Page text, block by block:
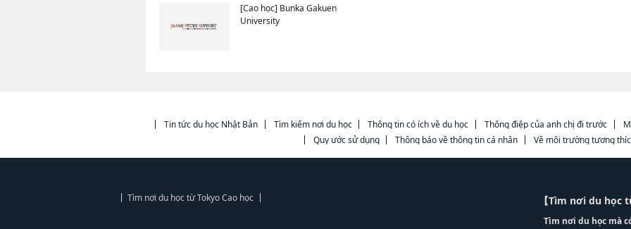
[Cao học] Bunka Gakuen
University
Tin tức du học Nhật Bản Tìm kiếm nơi du học Thông tin có ích về du học Thông điệp của anh chị đi trước
Quy ước sử dụng
Thông báo về thông tin cá nhân Về môi trường tương
Tìm nơi du học từ Tokyo Cao học 【Tìm nơi du học
Tìm nơi du học mà